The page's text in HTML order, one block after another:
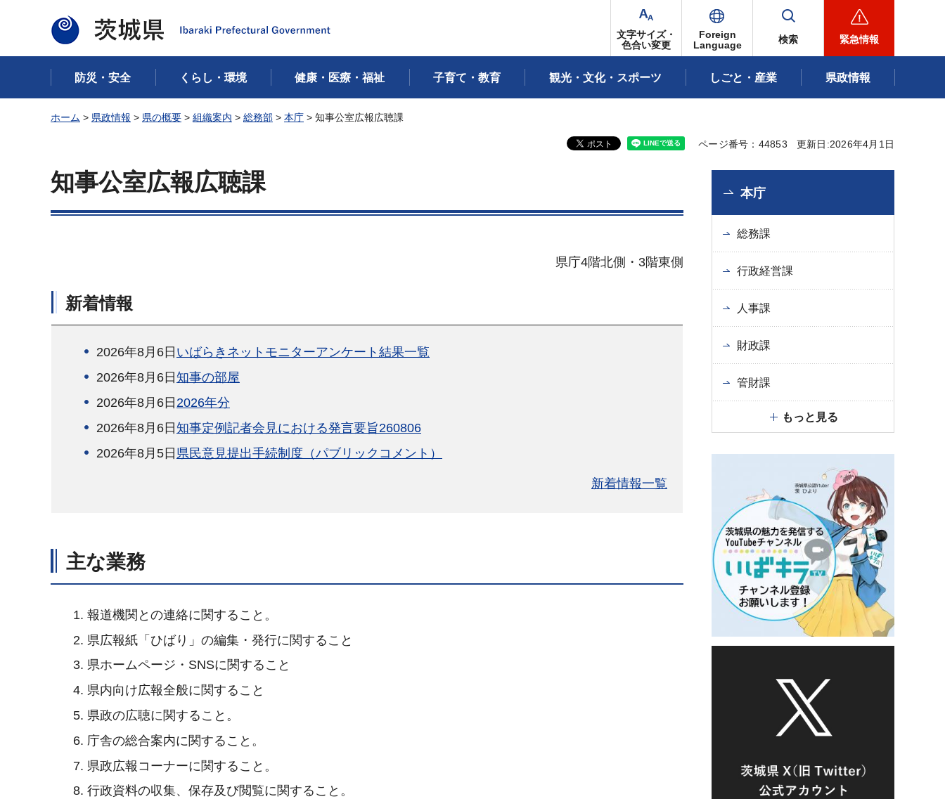
茨城県
文字サイズ・
色合い変更
Foreign
Language
検索 緊急情報
防災・安全 くらし・環境 健康・医療・福祉 子育て・教育 観光・文化・スポーツ しごと・産業 県政情報
ホーム > 県政情報 > 県の概要 > 組織案内 > 総務部 > 本庁 > 知事公室広報広聴課
ページ番号：44853 更新日:2026年4月1日
知事公室広報広聴課
県庁4階北側・3階東側
新着情報
2026年8月6日 いばらきネットモニターアンケート結果一覧
2026年8月6日 知事の部屋
2026年8月6日 2026年分
2026年8月6日知事定例記者会見における発言要旨260806
2026年8月5日 県民意見提出手続制度（パブリックコメント）
新着情報一覧
主な業務
報道機関との連絡に関すること。
県広報紙「ひばり」の編集・発行に関すること
県ホームページ・SNSに関すること
県内向け広報全般に関すること
県政の広聴に関すること。
庁舎の総合案内に関すること。
県政広報コーナーに関すること。
行政資料の収集、保存及び閲覧に関すること。
本庁
総務課
行政経営課
人事課
財政課
管財課
もっと見る